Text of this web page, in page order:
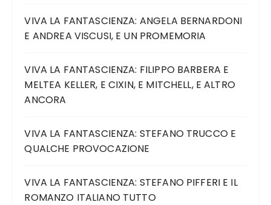
VIVA LA FANTASCIENZA: ANGELA BERNARDONI
E ANDREA VISCUSI, E UN PROMEMORIA
VIVA LA FANTASCIENZA: FILIPPO BARBERA E
MELTEA KELLER, E CIXIN, E MITCHELL, E ALTRO
ANCORA
VIVA LA FANTASCIENZA: STEFANO TRUCCO E
QUALCHE PROVOCAZIONE
VIVA LA FANTASCIENZA: STEFANO PIFFERI E IL
ROMANZO ITALIANO TUTTO